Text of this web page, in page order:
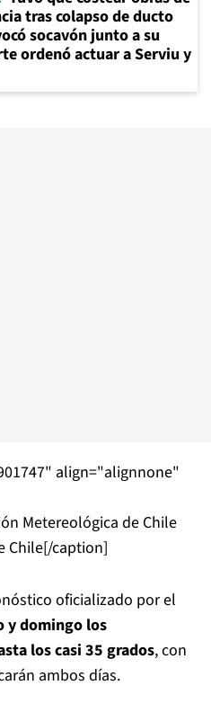
tras colapso de ducto
socavón junto a su
ordenó actuar a Serviu y
align="alignnone"
Chile[/caption]
oficializado por el
y domingo los
los casi 35 grados, con
ambos días.